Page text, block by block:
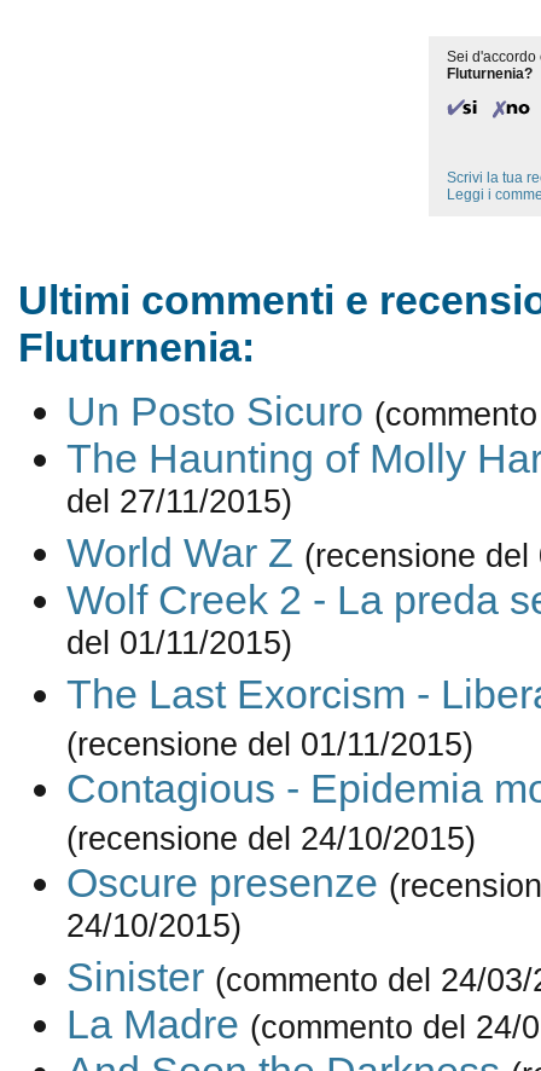
Sei d'accordo
Fluturnenia?
Scrivi la tua
Leggi i
Ultimi commenti e
Fluturnenia:
Un Posto Sicuro
The Haunting of Molly
del 27/11/2015)
World War Z (recensione del
Wolf Creek 2 - La preda
del 01/11/2015)
The Last Exorcism -
(recensione del 01/11/2015)
Contagious - Epidemia
(recensione del 24/10/2015)
Oscure presenze
24/10/2015)
Sinister (commento del 24/03/
La Madre (commento del 24/